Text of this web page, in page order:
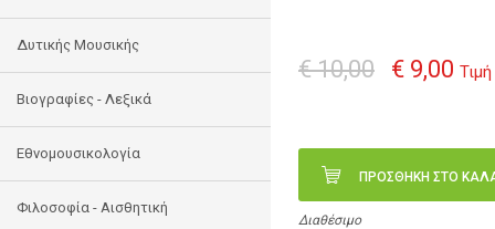
Δυτικής Μουσικής
Βιογραφίες - Λεξικά
Εθνομουσικολογία
Φιλοσοφία - Αισθητική
€ 10,00 € 9,00
ΠΡΟΣΘΗΚΗ ΣΤΟ
Διαθέσιμο